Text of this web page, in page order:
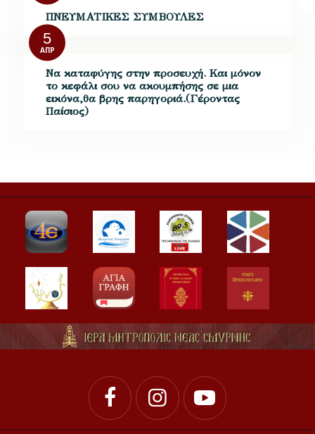
ΠΝΕΥΜΑΤΙΚΕΣ ΣΥΜΒΟΥΛΕΣ
5
ΑΠΡ
Να καταφύγης στην προσευχή. Και μόνον
το κεφάλι σου να ακουμπήσης σε μια
εικόνα,θα βρης παρηγοριά.(Γέροντας
Παίσιος)